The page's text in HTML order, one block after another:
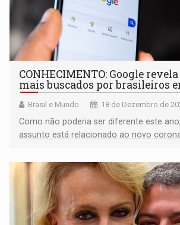
CONHECIMENTO: Google
mais buscados por brasileiros
Brasil e Mundo 18 de Dezembro de
Como não poderia ser diferente este
assunto está relacionado ao novo